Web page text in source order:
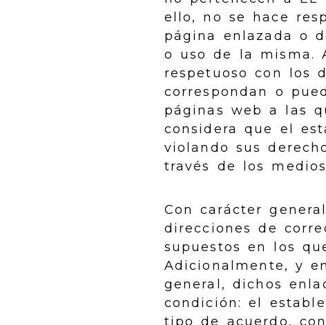
ello, no se hace
página enlazada o
o uso de la misma.
respetuoso con los
correspondan o
páginas web a las
considera que el
violando sus
través de los
Con carácter
direcciones de
supuestos en los
Adicionalmente, y
general, dichos
condición: el
tipo de acuerdo,